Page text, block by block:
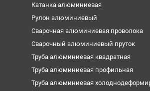
Катанка алюминиевая
Рулон алюминиевый
Сварочная алюминиевая проволока
Сварочный алюминиевый пруток
Труба алюминиевая квадратная
Труба алюминиевая профильная
Труба алюминиевая